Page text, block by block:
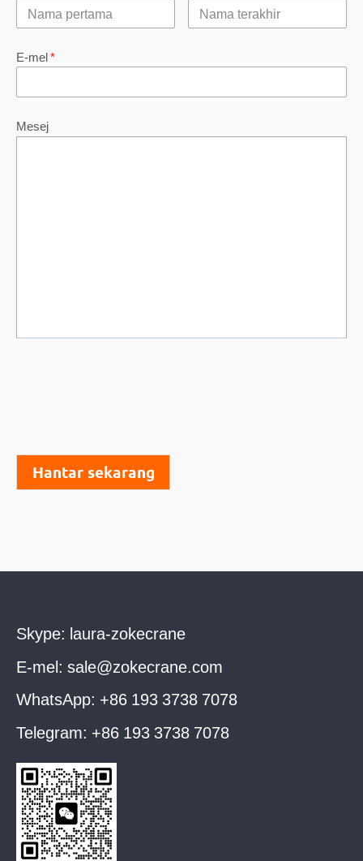
E-mel*
Mesej
Hantar sekarang
Skype: laura-zokecrane
E-mel: sale@zokecrane.com
WhatsApp: +86 193 3738 7078
Telegram: +86 193 3738 7078